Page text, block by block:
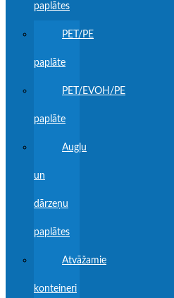
paplātes
PET/PE
paplāte
PET/EVOH/PE
paplāte
Augļu
un
dārzeņu
paplātes
Atvāžamie
konteineri